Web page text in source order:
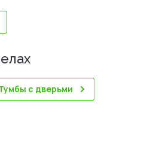
с дверьми